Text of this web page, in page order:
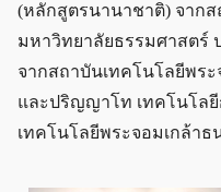
(หลักสูตรนานาชาติ) จาก
มหาวิทยาลัยธรรมศาสต
จากสถาบันเทคโนโลยีพร
และปริญญาโท เทคโนโล
เทคโนโลยีพระจอมเกล้าธ